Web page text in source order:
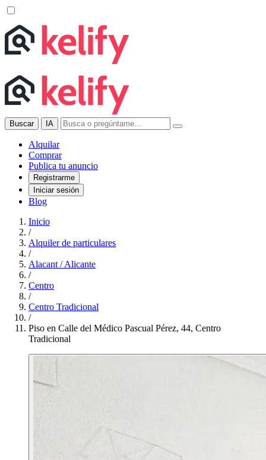
Buscar IA
Alquilar
Comprar
Publica tu anuncio
Registrarme
Iniciar sesión
Blog
Inicio
/
Alquiler de particulares
/
Alacant / Alicante
/
Centro
/
Centro Tradicional
/
Piso en Calle del Médico Pascual Pérez, 44, Centro
Tradicional